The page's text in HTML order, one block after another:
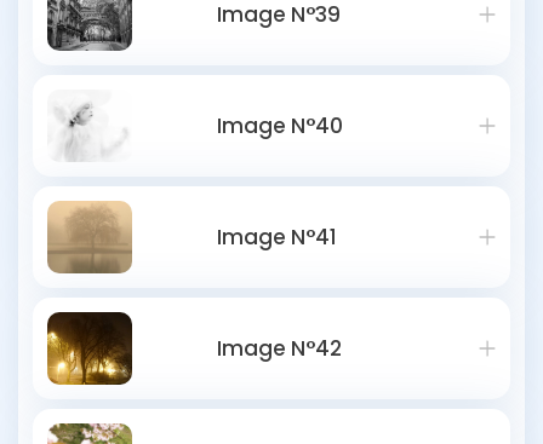
Image N°39
Image N°40
Image N°41
Image N°42